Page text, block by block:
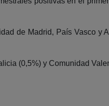
de Madrid, País Vasco y
(0,5%) y Comunidad